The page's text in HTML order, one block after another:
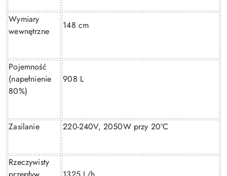
Wymiary
wewnętrzne
148 cm
Pojemność
(napełnienie
80%)
908 L
Zasilanie 220-240V, 2050W przy 20°C
Rzeczywisty